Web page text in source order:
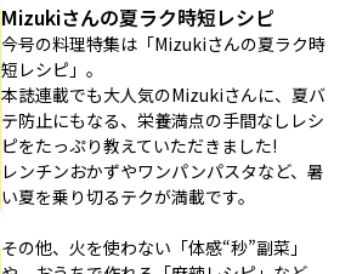
Mizukiさんの夏ラク時短レシピ
今号の料理特集は「Mizukiさんの夏ラク時
短レシピ」。
本誌連載でも大人気のMizukiさんに、夏バ
テ防止にもなる、栄養満点の手間なしレシ
ピをたっぷり教えていただきました!
レンチンおかずやワンパンパスタなど、暑
い夏を乗り切るテクが満載です。
その他、火を使わない「体感“秒”副菜」